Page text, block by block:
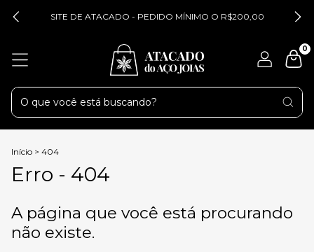
SITE DE ATACADO - PEDIDO MÍNIMO O R$200,00
0
Início > 404
Erro - 404
A página que você está procurando
não existe.